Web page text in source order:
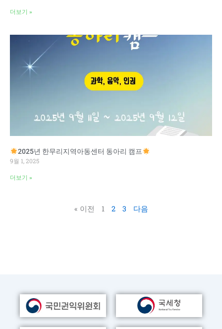
더보기 »
2025년 한무리지역아동센터 동아리 캠프
9월 1, 2025
더보기 »
« 이전 1 2 3 다음